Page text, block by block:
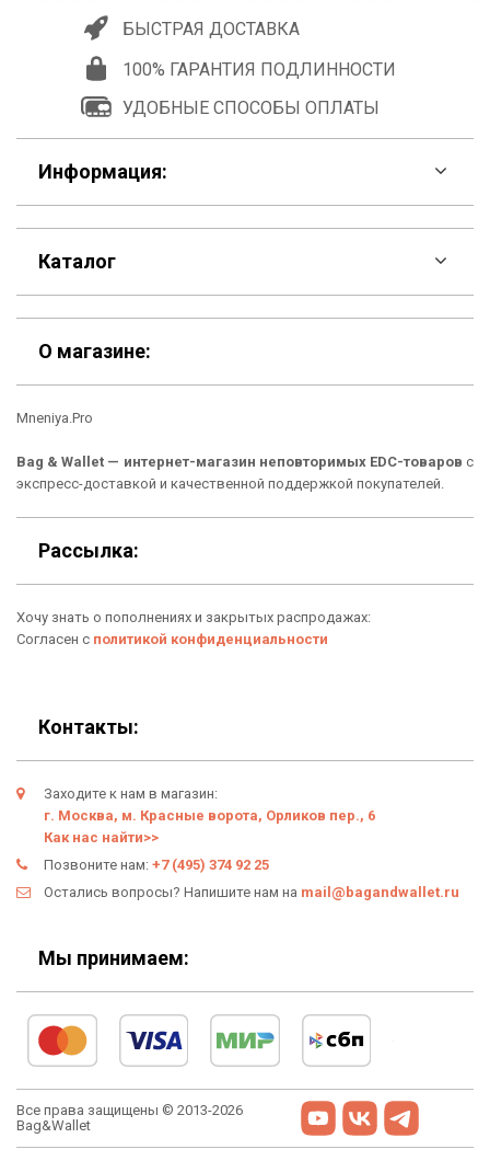
БЫСТРАЯ ДОСТАВКА
100% ГАРАНТИЯ ПОДЛИННОСТИ
УДОБНЫЕ СПОСОБЫ ОПЛАТЫ
Информация:
F.A.Q
Контакты
Шоурум
Материалы
Подарочные сертификаты
О нас
Отзывы о Bag & Wallet
Гарантия
Условия возврата
Оферта
Политика конфиденциальности
Каталог
Скидки
Кошельки
Сумки
Новинки
Подарки
О магазине:
Mneniya.Pro
Bag & Wallet — интернет-магазин неповторимых EDC-товаров с
экспресс-доставкой и качественной поддержкой покупателей.
Рассылка:
Хочу знать о пополнениях и закрытых распродажах:
Согласен с политикой конфиденциальности
Контакты:
Заходите к нам в магазин:
г. Москва, м. Красные ворота, Орликов пер., 6
Как нас найти>>
Позвоните нам: +7 (495) 374 92 25
Остались вопросы? Напишите нам на mail@bagandwallet.ru
Мы принимаем:
Все права защищены © 2013-2026
Bag&Wallet